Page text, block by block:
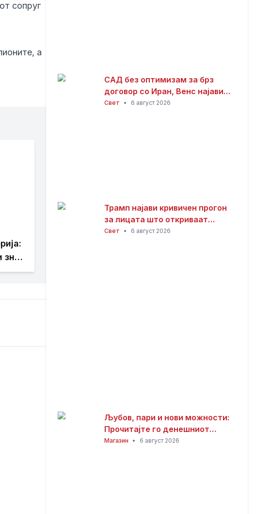
сопруг
а
САД без оптимизам за брз
договор со Иран, Венс најави
долги преговори
Свет • 6 август 2026
Трамп најави кривичен прогон
за лицата што откриваат
информации за залихите на
Свет • 6 август 2026
Љубов, пари и нови можности:
Прочитајте го денешниот
хороскоп
Магазин • 6 август 2026